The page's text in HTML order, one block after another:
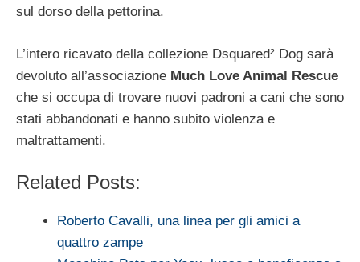
sul dorso della pettorina.
L’intero ricavato della collezione Dsquared² Dog sarà
devoluto all’associazione Much Love Animal Rescue
che si occupa di trovare nuovi padroni a cani che sono
stati abbandonati e hanno subito violenza e
maltrattamenti.
Related Posts:
Roberto Cavalli, una linea per gli amici a
quattro zampe